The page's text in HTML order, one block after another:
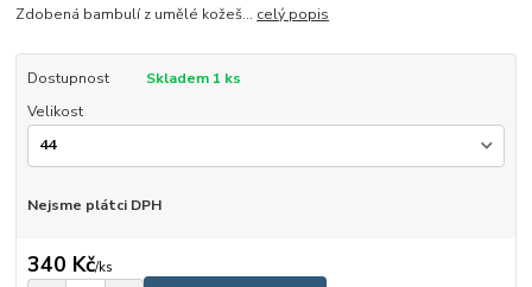
Zdobená bambulí z umělé kožeš... celý popis
Dostupnost
Skladem 1 ks
Velikost
Nejsme plátci DPH
340 Kč/ks